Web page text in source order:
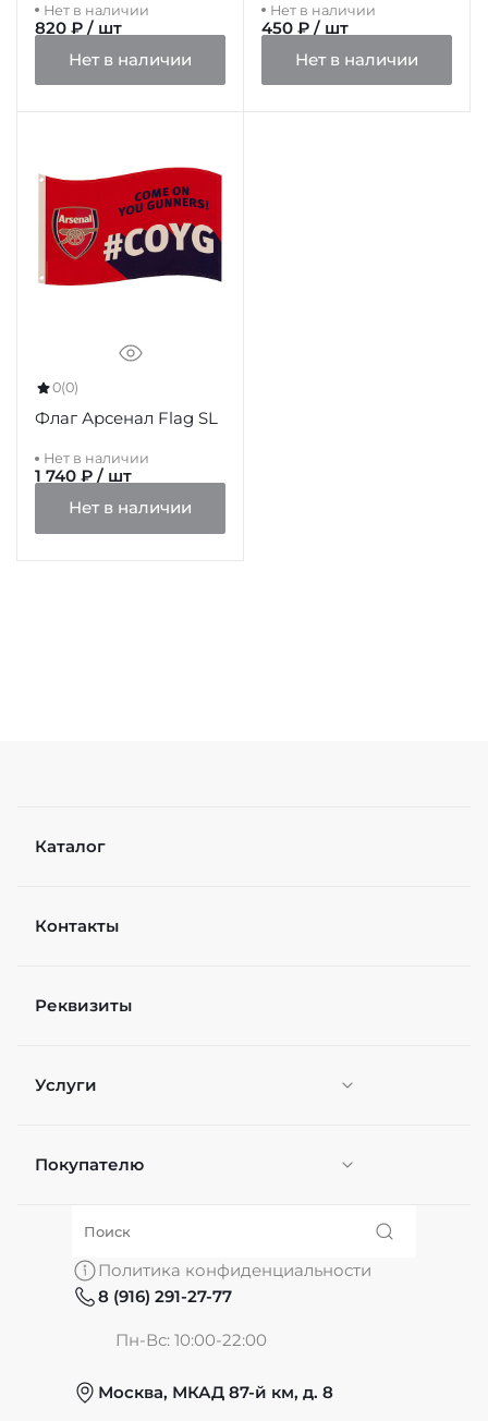
Нет в наличии
820 ₽ / шт
Нет в наличии
Нет в наличии
450 ₽ / шт
Нет в наличии
0(0)
Флаг Арсенал Flag SL
Нет в наличии
1 740 ₽ / шт
Нет в наличии
Каталог
Контакты
Реквизиты
Услуги
Персонификация
Покупателю
О нас
Обмен и возврат
Политика конфиденциальности
8 (916) 291-27-77
Пн-Вс: 10:00-22:00
Москва, МКАД 87-й км, д. 8